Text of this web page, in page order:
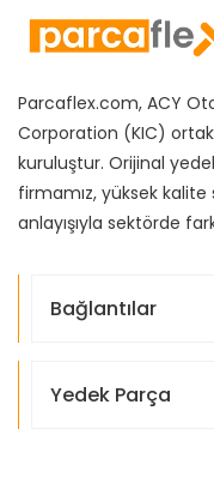
Parcaflex.com, ACY
Corporation (KIC)
kuruluştur. Orijinal
firmamız, yüksek
anlayışıyla sektörde
Bağlantılar
Yedek Parça